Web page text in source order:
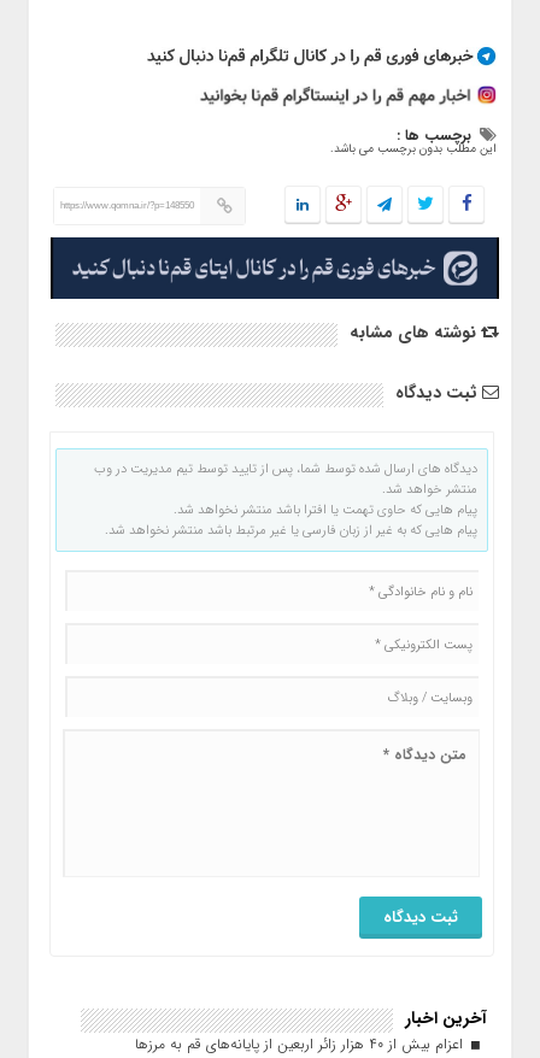
برچسب ها :
این مطلب بدون برچسب می باشد.
https://www.qomna.ir/?p=148550
نوشته های مشابه
ثبت دیدگاه
دیدگاه های ارسال شده توسط شما، پس از تایید توسط تیم مدیریت در وب
منتشر خواهد شد.
پیام هایی که حاوی تهمت یا افترا باشد منتشر نخواهد شد.
پیام هایی که به غیر از زبان فارسی یا غیر مرتبط باشد منتشر نخواهد شد.
آخرین اخبار
اعزام بیش از ۴۰ هزار زائر اربعین از پایانه‌های قم به مرزها